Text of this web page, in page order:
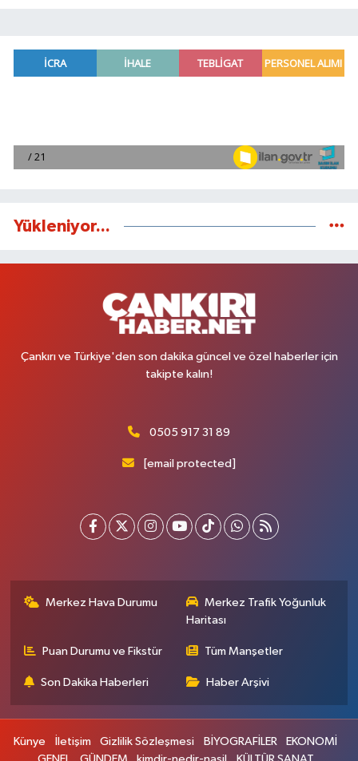
Yükleniyor...
Çankırı ve Türkiye'den son dakika güncel ve özel haberler için
takipte kalın!
0505 917 31 89
[email protected]
Merkez Hava Durumu
Merkez Trafik Yoğunluk
Haritası
Puan Durumu ve Fikstür Tüm Manşetler
Son Dakika Haberleri Haber Arşivi
Künye İletişim Gizlilik Sözleşmesi BİYOGRAFİLER
EKONOMİ